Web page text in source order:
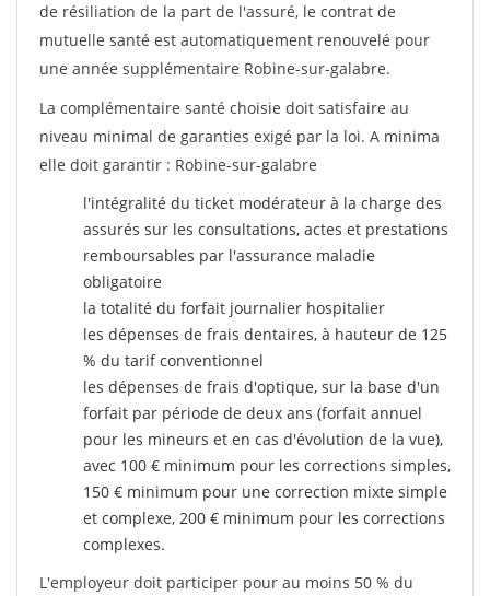
de résiliation de la part de l'assuré, le contrat de
mutuelle santé est automatiquement renouvelé pour
une année supplémentaire Robine-sur-galabre.
La complémentaire santé choisie doit satisfaire au
niveau minimal de garanties exigé par la loi. A minima
elle doit garantir : Robine-sur-galabre
l'intégralité du ticket modérateur à la charge des
assurés sur les consultations, actes et prestations
remboursables par l'assurance maladie
obligatoire
la totalité du forfait journalier hospitalier
les dépenses de frais dentaires, à hauteur de 125
% du tarif conventionnel
les dépenses de frais d'optique, sur la base d'un
forfait par période de deux ans (forfait annuel
pour les mineurs et en cas d'évolution de la vue),
avec 100 € minimum pour les corrections simples,
150 € minimum pour une correction mixte simple
et complexe, 200 € minimum pour les corrections
complexes.
L'employeur doit participer pour au moins 50 % du